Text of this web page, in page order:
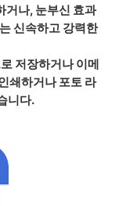
거나, 눈부신 효과
신속하고 강력한
저장하거나 이메
쇄하거나 포토 라
니다.